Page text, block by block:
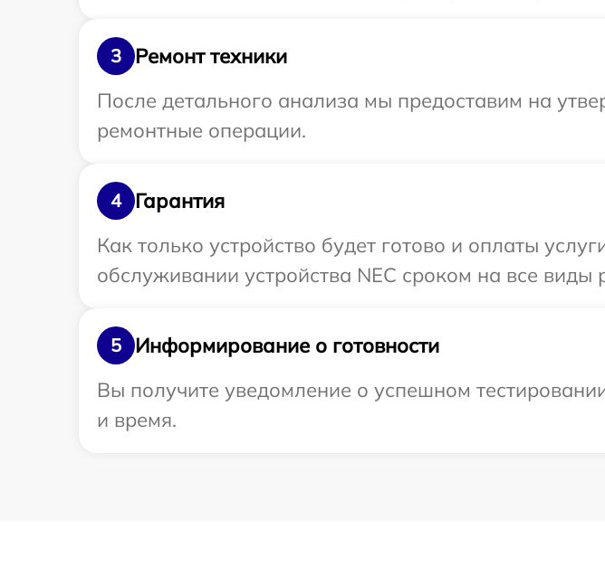
3
Ремонт техники
После детального анализа мы предоставим на
ремонтные операции.
4
Гарантия
Как только устройство будет готово и оплаты
обслуживании устройства NEC сроком на все виды
5
Информирование о готовности
Вы получите уведомление о успешном
и время.